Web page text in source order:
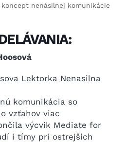
nenásilnej komunikácie
komunikácia so
vzťahov viac
výcvik Mediate for
i tímy pri ostrejších